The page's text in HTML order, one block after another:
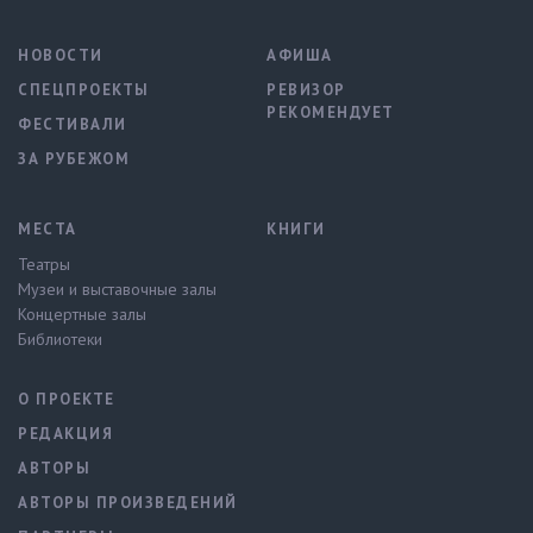
НОВОСТИ
СПЕЦПРОЕКТЫ
ФЕСТИВАЛИ
ЗА РУБЕЖОМ
АФИША
РЕВИЗОР
РЕКОМЕНДУЕТ
МЕСТА
Театры
Музеи и выставочные залы
Концертные залы
Библиотеки
КНИГИ
О ПРОЕКТЕ
РЕДАКЦИЯ
АВТОРЫ
АВТОРЫ ПРОИЗВЕДЕНИЙ